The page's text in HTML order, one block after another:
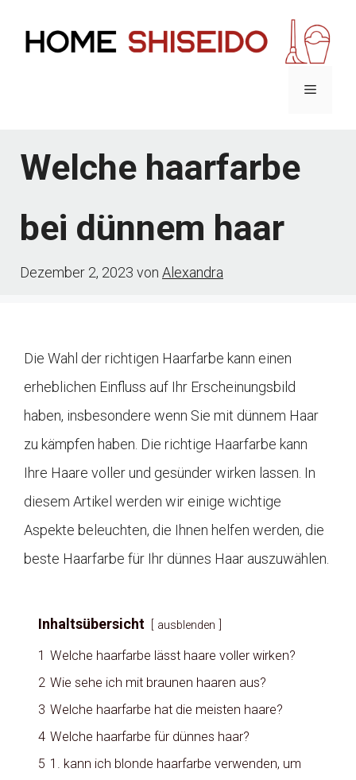
Inhalt
Menü
Welche haarfarbe
bei dünnem haar
Dezember 2, 2023 von Alexandra
Die Wahl der richtigen Haarfarbe kann einen
erheblichen Einfluss auf Ihr Erscheinungsbild
haben, insbesondere wenn Sie mit dünnem Haar
zu kämpfen haben. Die richtige Haarfarbe kann
Ihre Haare voller und gesünder wirken lassen. In
diesem Artikel werden wir einige wichtige
Aspekte beleuchten, die Ihnen helfen werden, die
beste Haarfarbe für Ihr dünnes Haar auszuwählen.
Inhaltsübersicht ausblenden
1 Welche haarfarbe lässt haare voller wirken?
2 Wie sehe ich mit braunen haaren aus?
3 Welche haarfarbe hat die meisten haare?
4 Welche haarfarbe für dünnes haar?
5 1. kann ich blonde haarfarbe verwenden, um